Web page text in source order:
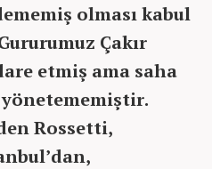
olması kabul
Çakır
etmiş ama saha
yönetememiştir.
Rossetti,